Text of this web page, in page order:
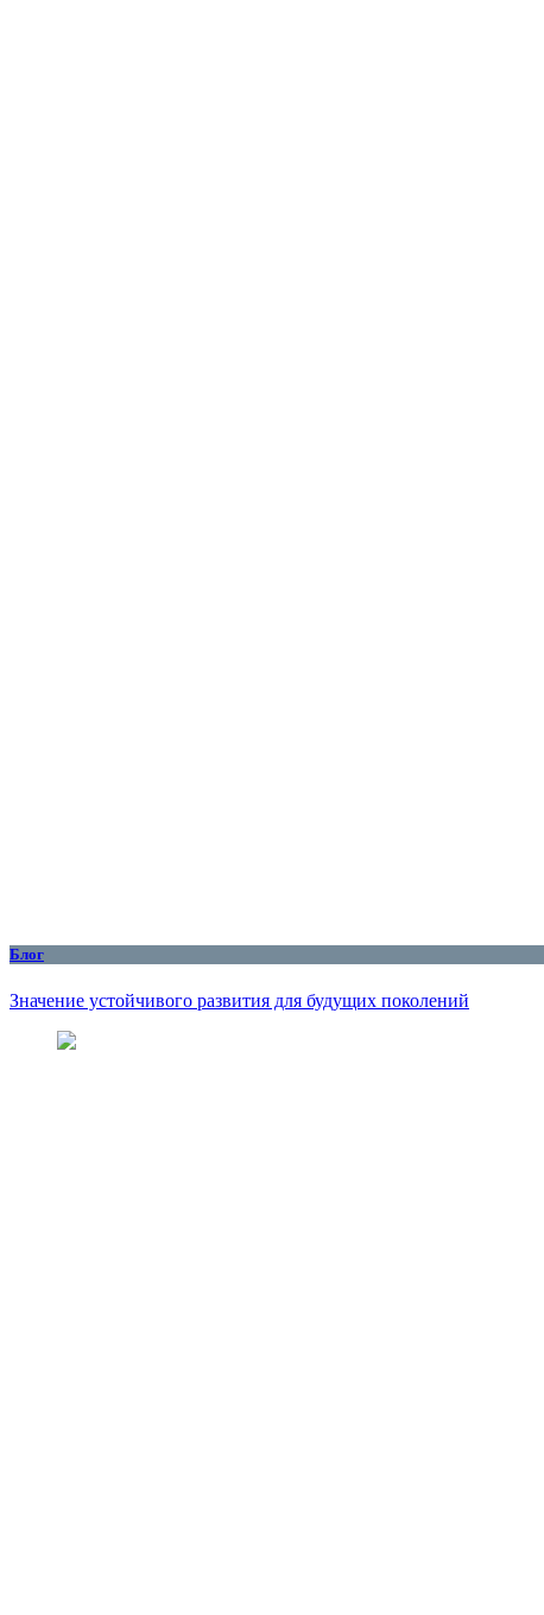
Блог
Значение устойчивого развития для будущих поколений